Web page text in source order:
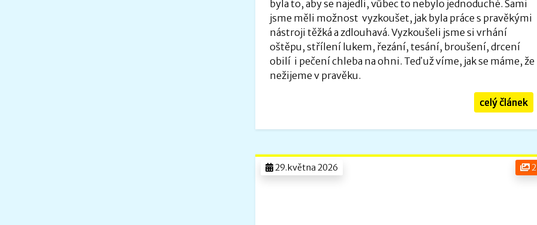
byla to, aby se najedli, vůbec to nebylo jednoduché. Sami
jsme měli možnost vyzkoušet, jak byla práce s pravěkými
nástroji těžká a zdlouhavá. Vyzkoušeli jsme si vrhání
oštěpu, střílení lukem, řezání, tesání, broušení, drcení
obilí i pečení chleba na ohni. Teď už víme, jak se máme, že
nežijeme v pravěku.
celý článek
29.května 2026